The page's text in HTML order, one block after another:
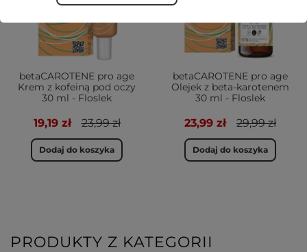
betaCAROTENE pro age
Krem z kofeiną pod oczy
30 ml - Floslek
19,19 zł 23,99 zł
Dodaj do koszyka
betaCAROTENE pro age
Olejek z beta-karotenem
30 ml - Floslek
23,99 zł 29,99 zł
Dodaj do koszyka
PRODUKTY Z KATEGORII